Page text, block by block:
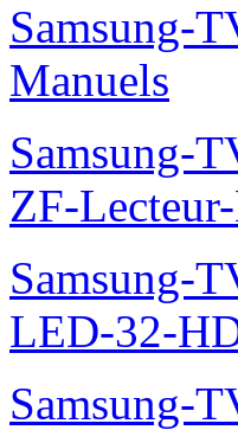
Samsung-
Manuels
Samsung-
ZF-
Samsung-
LED-32-
Samsung-